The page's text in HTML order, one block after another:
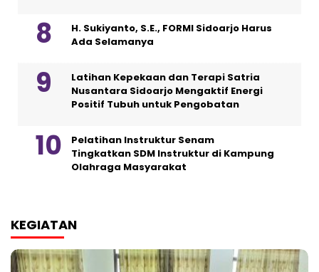
H. Sukiyanto, S.E., FORMI Sidoarjo Harus
Ada Selamanya
Latihan Kepekaan dan Terapi Satria
Nusantara Sidoarjo Mengaktif Energi
Positif Tubuh untuk Pengobatan
Pelatihan Instruktur Senam
Tingkatkan SDM Instruktur di Kampung
Olahraga Masyarakat
KEGIATAN